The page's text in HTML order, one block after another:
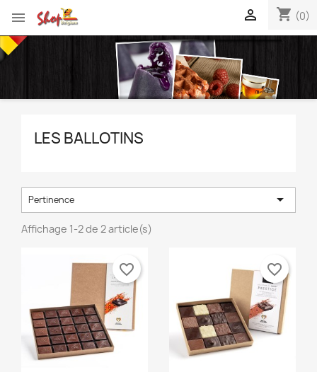
 shopping_cart (0)

LES BALLOTINS
Pertinence 
Affichage 1-2 de 2 article(s)
favorite_border favorite_border